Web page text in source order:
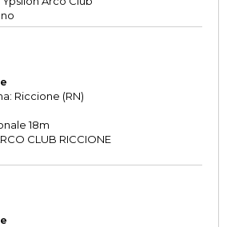
Riccione (RN)
18m
CLUB RICCIONE